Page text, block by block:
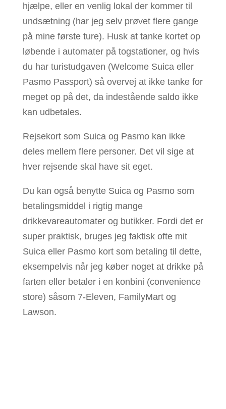
hjælpe, eller en venlig lokal der kommer til
undsætning (har jeg selv prøvet flere gange
på mine første ture). Husk at tanke kortet op
løbende i automater på togstationer, og hvis
du har turistudgaven (Welcome Suica eller
Pasmo Passport) så overvej at ikke tanke for
meget op på det, da indestående saldo ikke
kan udbetales.
Rejsekort som Suica og Pasmo kan ikke
deles mellem flere personer. Det vil sige at
hver rejsende skal have sit eget.
Du kan også benytte Suica og Pasmo som
betalingsmiddel i rigtig mange
drikkevareautomater og butikker. Fordi det er
super praktisk, bruges jeg faktisk ofte mit
Suica eller Pasmo kort som betaling til dette,
eksempelvis når jeg køber noget at drikke på
farten eller betaler i en konbini (convenience
store) såsom 7-Eleven, FamilyMart og
Lawson.